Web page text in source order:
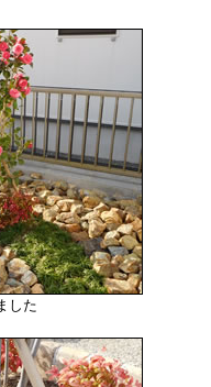
した